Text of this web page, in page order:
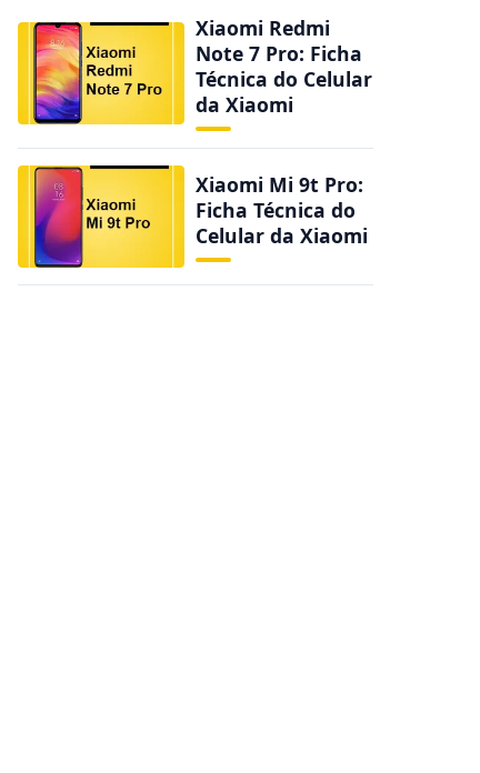
Xiaomi Redmi
Note 7 Pro: Ficha
Técnica do Celular
da Xiaomi
Xiaomi Mi 9t Pro:
Ficha Técnica do
Celular da Xiaomi